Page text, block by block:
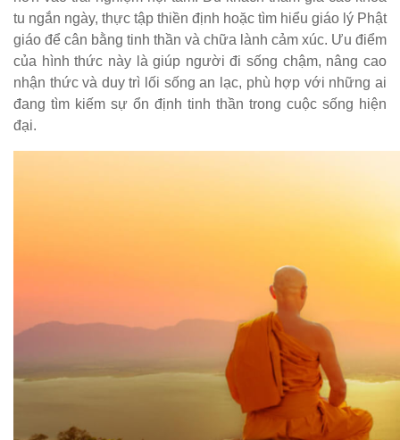
tu ngắn ngày, thực tập thiền định hoặc tìm hiểu giáo lý Phật
giáo để cân bằng tinh thần và chữa lành cảm xúc. Ưu điểm
của hình thức này là giúp người đi sống chậm, nâng cao
nhận thức và duy trì lối sống an lạc, phù hợp với những ai
đang tìm kiếm sự ổn định tinh thần trong cuộc sống hiện
đại.